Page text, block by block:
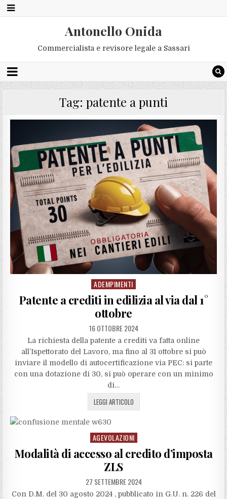
Antonello Onida
Commercialista e revisore legale a Sassari
Tag: patente a punti
Posted
in
ADEMPIMENTI
Patente a crediti in edilizia al via dal 1°
ottobre
16 OTTOBRE 2024
La richiesta della patente a crediti va fatta online
all’Ispettorato del Lavoro, ma fino al 31 ottobre si può
inviare il modello di autocertificazione via PEC: si parte
con una dotazione di 30, si può operare con un minimo
di…
LEGGI ARTICOLO
Posted
AGEVOLAZIONI
Modalità di accesso al credito d’imposta
ZLS
27 SETTEMBRE 2024
Con D.M. del 30 agosto 2024 , pubblicato in G.U. n. 226 del